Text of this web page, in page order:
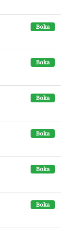
Boka
Boka
Boka
Boka
Boka
Boka